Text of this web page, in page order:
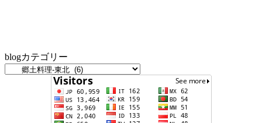
blogカテゴリー